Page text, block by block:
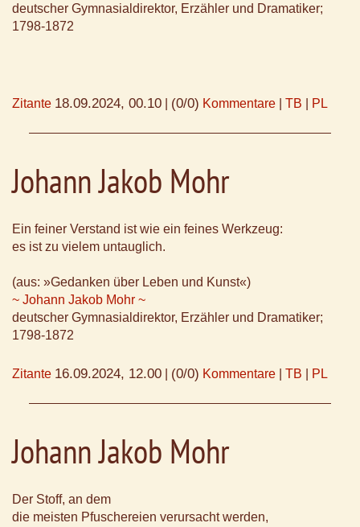
deutscher Gymnasialdirektor, Erzähler und Dramatiker;
1798-1872
Zitante 18.09.2024, 00.10 (0/0) Kommentare TB PL
Johann Jakob Mohr
Ein feiner Verstand ist wie ein feines Werkzeug:
es ist zu vielem untauglich.
(aus: »Gedanken über Leben und Kunst«)
~ Johann Jakob Mohr ~
deutscher Gymnasialdirektor, Erzähler und Dramatiker;
1798-1872
Zitante 16.09.2024, 12.00 (0/0) Kommentare TB PL
Johann Jakob Mohr
Der Stoff, an dem
die meisten Pfuschereien verursacht werden,